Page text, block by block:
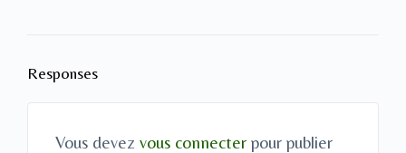
Responses
Vous devez vous connecter pour publier